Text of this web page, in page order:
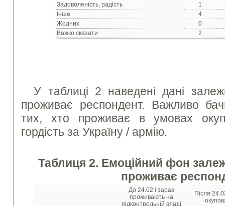
Задоволеність, радість
1
Інше
4
Жодних
0
Важко сказати
2
У таблиці 2 наведені дані
проживає респондент. Важливо
тих, хто проживає в умовах
гордість за Україну / армію.
Таблиця 2. Емоційний фон
проживає
До 24.02 і зараз
проживають на
підконтрольній владі
Після